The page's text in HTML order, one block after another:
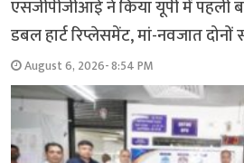
एसजीपीजीआई ने किया यूपी में पहली
डबल हार्ट रिप्लेसमेंट, मां-नवजात दोनों
August 6, 2026- 8:54 PM